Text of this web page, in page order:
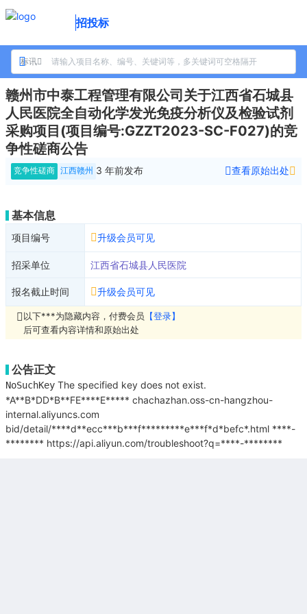
招投标
标讯
赣州市中泰工程管理有限公司关于江西省石城县
人民医院全自动化学发光免疫分析仪及检验试剂
采购项目(项目编号:GZZT2023-SC-F027)的竞
争性磋商公告
竞争性磋商 江西赣州 3 年前发布 查看原始出处
基本信息
项目编号 升级会员可见
招采单位 江西省石城县人民医院
报名截止时间 升级会员可见
以下***为隐藏内容，付费会员 【登录】
后可查看内容详情和原始出处
公告正文
NoSuchKey The specified key does not exist.
*A**B*DD*B**FE****E***** chachazhan.oss-cn-hangzhou-
internal.aliyuncs.com
bid/detail/****d**ecc***b***f*********e***f*d*befc*.html ****-
******** https://api.aliyun.com/troubleshoot?q=****-********